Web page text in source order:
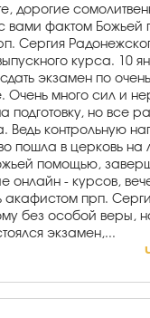
дорогие
с вами фактом
Сергия
курса. 10
экзамен по
Очень много сил и
подготовку, но все
Ведь контрольную
пошла в церковь на
помощью,
онлайн - курсов,
акафистом прп.
без особой веры,
экзамен,...